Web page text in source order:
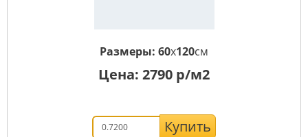
Размеры: 60x120см
Цена: 2790 р/м2
Купить